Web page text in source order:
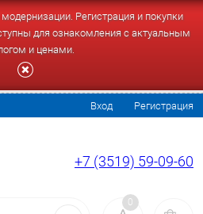
Регистрация и покупки
для ознакомления с актуальным
и ценами.
Вход Регистрация
+7 (3519) 59-09-60
0